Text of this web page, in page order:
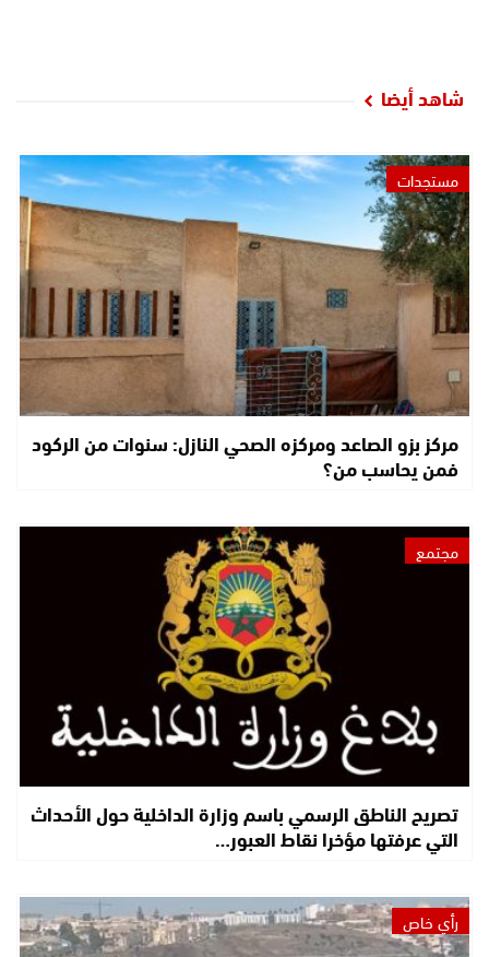
شاهد أيضا
مستجدات
مركز بزو الصاعد ومركزه الصحي النازل: سنوات من الركود
فمن يحاسب من؟
مجتمع
تصريح الناطق الرسمي باسم وزارة الداخلية حول الأحداث
التي عرفتها مؤخرا نقاط العبور…
رأي خاص